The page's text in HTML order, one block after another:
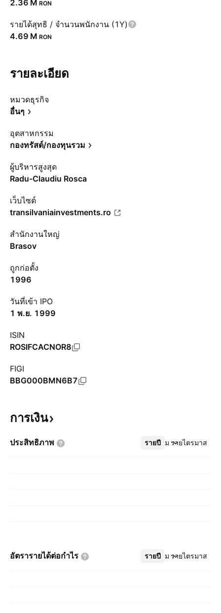
‪2.36 M‬ RON
รายได้สุทธิ / จำนวนพนักงาน (1Y)
‪4.69 M‬ RON
รายละเอียด
หมวดธุรกิจ
อื่นๆ
อุตสาหกรรม
กองทรัสต์/กองทุนรวม
ผู้บริหารสูงสุด
Radu-Claudiu Rosca
เว็บไซต์
transilvaniainvestments.ro
สำนักงานใหญ่
Brasov
ถูกก่อตั้ง
1996
วันที่เข้า IPO
1 พ.ย. 1999
ISIN
ROSIFCACNOR8
FIGI
BBG000BMN6B7
การเงิน
ประสิทธิภาพ รายปี รายไตรมาส
เพิ่มเติม
อัตรารายได้ต่อกำไร รายปี รายไตรมาส
เพิ่มเติม